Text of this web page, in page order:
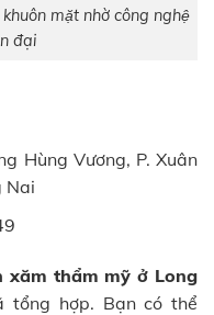
mặt nhờ công nghệ
đại
Hùng Vương, P. Xuân
Nai
xăm thẩm mỹ ở Long
tổng hợp. Bạn có thể